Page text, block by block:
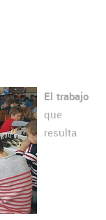
El trabajo
que
resulta